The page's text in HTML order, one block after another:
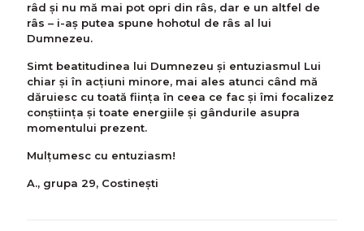
râd și nu mă mai pot opri din râs, dar e un altfel de
râs – i-aş putea spune hohotul de râs al lui
Dumnezeu.
Simt beatitudinea lui Dumnezeu și entuziasmul Lui
chiar și în acțiuni minore, mai ales atunci când mă
dăruiesc cu toată ființa în ceea ce fac și îmi focalizez
conștiința şi toate energiile și gândurile asupra
momentului prezent.
Mulţumesc cu entuziasm!
A., grupa 29, Costinești